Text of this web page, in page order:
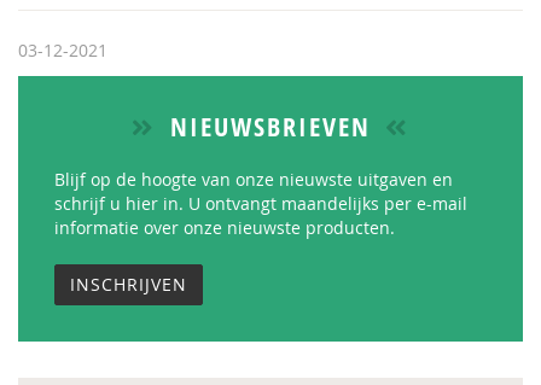
03-12-2021
NIEUWSBRIEVEN
Blijf op de hoogte van onze nieuwste uitgaven en
schrijf u hier in. U ontvangt maandelijks per e-mail
informatie over onze nieuwste producten.
INSCHRIJVEN